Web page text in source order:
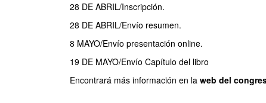
28 DE ABRIL/Inscripción.
28 DE ABRIL/Envío resumen.
8 MAYO/Envío presentación online.
19 DE MAYO/Envío Capítulo del libro
Encontrará más información en la web del